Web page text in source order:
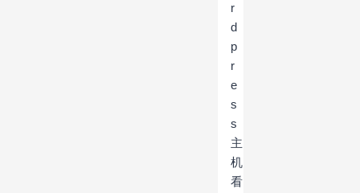
r
d
p
r
e
s
s
主
机
看